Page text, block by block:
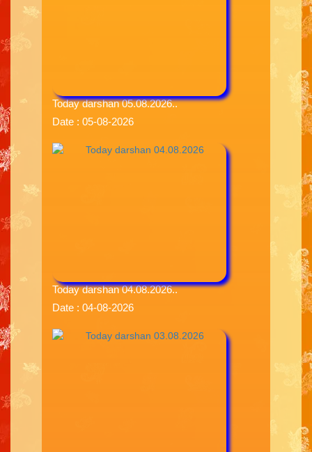
Today darshan 05.08.2026..
Date : 05-08-2026
Today darshan 04.08.2026..
Date : 04-08-2026